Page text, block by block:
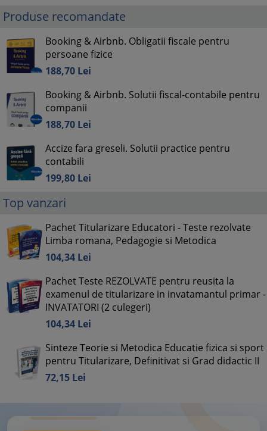
Produse recomandate
Booking & Airbnb. Obligatii fiscale pentru
persoane fizice
188,70 Lei
Booking & Airbnb. Solutii fiscal-contabile pentru
companii
188,70 Lei
Accize fara greseli. Solutii practice pentru
contabili
199,80 Lei
Top vanzari
Pachet Titularizare Educatori - Teste rezolvate
Limba romana, Pedagogie si Metodica
104,34 Lei
Pachet Teste REZOLVATE pentru reusita la
examenul de titularizare in invatamantul primar -
INVATATORI (2 culegeri)
104,34 Lei
Sinteze Teorie si Metodica Educatie fizica si sport
pentru Titularizare, Definitivat si Grad didactic II
72,15 Lei